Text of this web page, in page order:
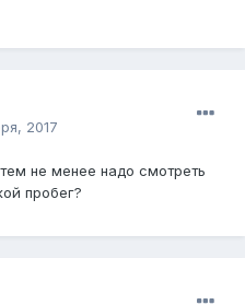
2017
не менее надо смотреть
пробег?